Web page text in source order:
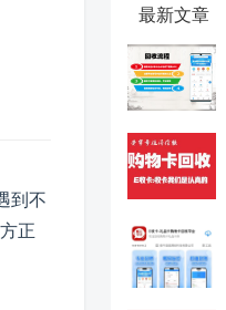
到不
正
最新文章